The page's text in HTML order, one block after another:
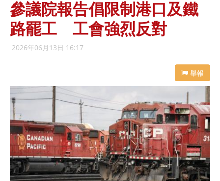
參議院報告倡限制港口及鐵
路罷工 工會強烈反對
2026年06月13日 16:17
舉報